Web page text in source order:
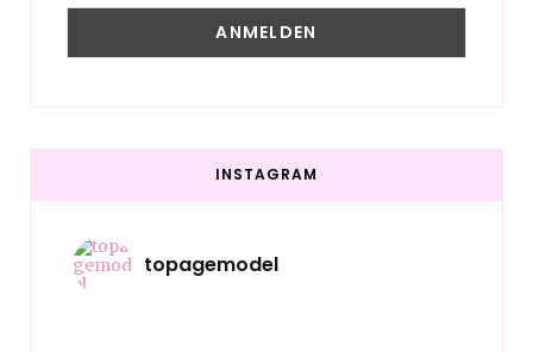
INSTAGRAM
topagemodel